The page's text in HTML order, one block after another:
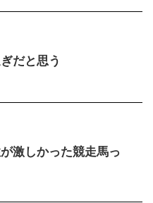
だと思う
激しかった競走馬っ